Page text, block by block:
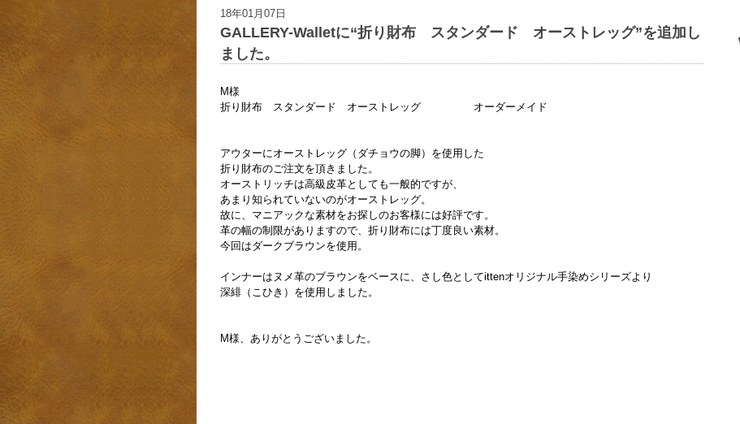
18年01月07日
GALLERY-Walletに“折り財布 スタンダード オーストレッグ”を追加し
ました。
M様
折り財布 スタンダード オーストレッグ オーダーメイド
アウターにオーストレッグ（ダチョウの脚）を使用した
折り財布のご注文を頂きました。
オーストリッチは高級皮革としても一般的ですが、
あまり知られていないのがオーストレッグ。
故に、マニアックな素材をお探しのお客様には好評です。
革の幅の制限がありますので、折り財布には丁度良い素材。
今回はダークブラウンを使用。
インナーはヌメ革のブラウンをベースに、さし色としてittenオリジナル手染めシリーズより
深緋（こひき）を使用しました。
M様、ありがとうございました。